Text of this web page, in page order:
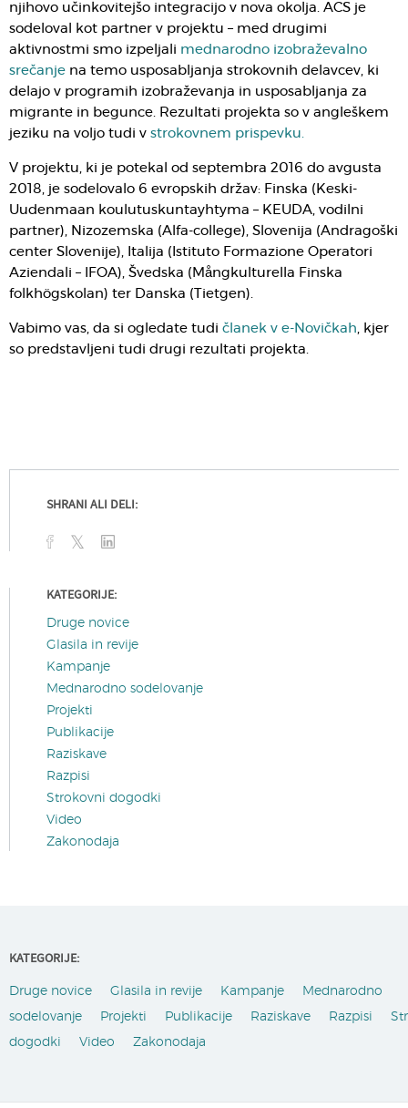
njihovo učinkovitejšo integracijo v nova okolja. ACS je
sodeloval kot partner v projektu – med drugimi
aktivnostmi smo izpeljali mednarodno izobraževalno
srečanje na temo usposabljanja strokovnih delavcev, ki
delajo v programih izobraževanja in usposabljanja za
migrante in begunce. Rezultati projekta so v angleškem
jeziku na voljo tudi v strokovnem prispevku.
V projektu, ki je potekal od septembra 2016 do avgusta
2018, je sodelovalo 6 evropskih držav: Finska (Keski-
Uudenmaan koulutuskuntayhtyma – KEUDA, vodilni
partner), Nizozemska (Alfa-college), Slovenija (Andragoški
center Slovenije), Italija (Istituto Formazione Operatori
Aziendali – IFOA), Švedska (Mångkulturella Finska
folkhögskolan) ter Danska (Tietgen).
Vabimo vas, da si ogledate tudi članek v e-Novičkah, kjer
so predstavljeni tudi drugi rezultati projekta.
SHRANI ALI DELI:
KATEGORIJE:
Druge novice
Glasila in revije
Kampanje
Mednarodno sodelovanje
Projekti
Publikacije
Raziskave
Razpisi
Strokovni dogodki
Video
Zakonodaja
KATEGORIJE:
Druge novice Glasila in revije Kampanje
Mednarodno
sodelovanje
Projekti Publikacije Raziskave Razpisi
dogodki
Video Zakonodaja